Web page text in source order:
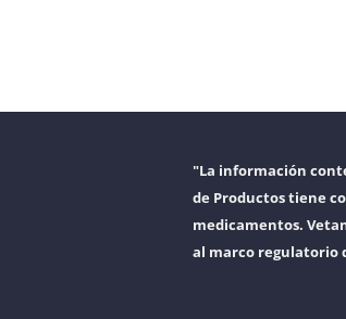
"La información
de Productos tiene
medicamentos.
al marco regulatorio